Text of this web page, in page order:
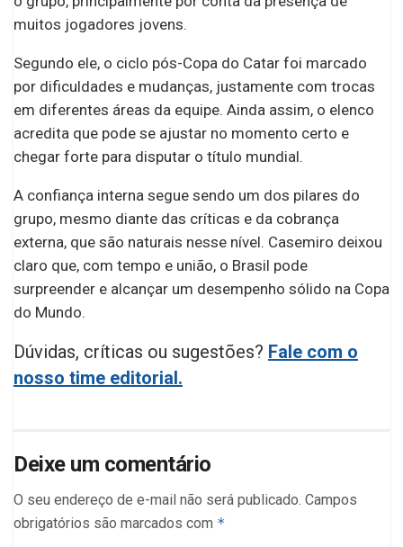
muitos jogadores jovens.
Segundo ele, o ciclo pós-Copa do Catar foi marcado
por dificuldades e mudanças, justamente com trocas
em diferentes áreas da equipe. Ainda assim, o elenco
acredita que pode se ajustar no momento certo e
chegar forte para disputar o título mundial.
A confiança interna segue sendo um dos pilares do
grupo, mesmo diante das críticas e da cobrança
externa, que são naturais nesse nível. Casemiro deixou
claro que, com tempo e união, o Brasil pode
surpreender e alcançar um desempenho sólido na Copa
do Mundo.
Dúvidas, críticas ou sugestões? Fale com o
nosso time editorial.
Deixe um comentário
O seu endereço de e-mail não será publicado. Campos
obrigatórios são marcados com *